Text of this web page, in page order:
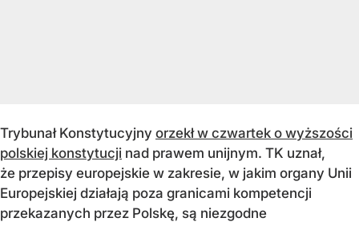
Trybunał Konstytucyjny orzekł w czwartek o wyższości
polskiej konstytucji nad prawem unijnym. TK uznał,
że przepisy europejskie w zakresie, w jakim organy Unii
Europejskiej działają poza granicami kompetencji
przekazanych przez Polskę, są niezgodne